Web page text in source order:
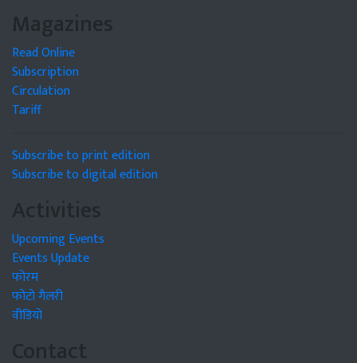
Magazines
Read Online
Subscription
Circulation
Tariff
Subscribe to print edition
Subscribe to digital edition
Activities
Upcoming Events
Events Update
फोरम
फोटो गैलरी
वीडियो
Contact